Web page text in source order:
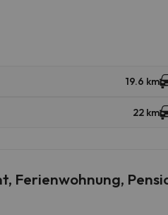
19.6 km
22 km
Ferienwohnung,